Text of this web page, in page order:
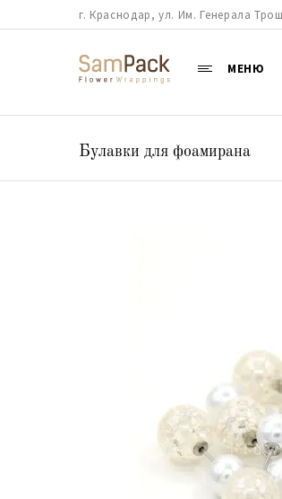
г. Краснодар, ул. Им. Генерала
МЕНЮ
Булавки для фоамирана